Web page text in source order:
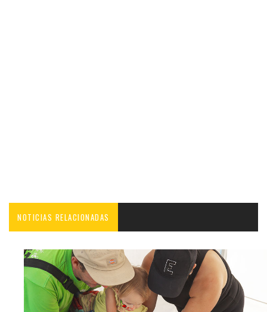
NOTICIAS RELACIONADAS